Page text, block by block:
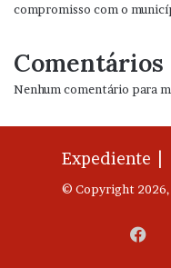
compromisso com o
Comentários
Nenhum comentário para
Expediente |
© Copyright 2026,